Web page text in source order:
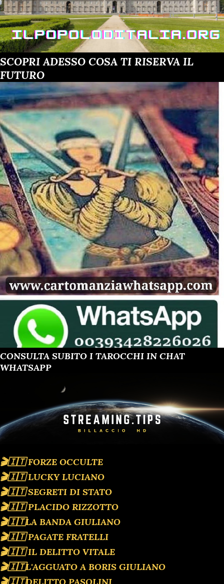
SCOPRI ADESSO COSA TI RISERVA IL
FUTURO
CONSULTA SUBITO I TAROCCHI IN CHAT
WHATSAPP
🎬🇮🇹 FORZE OCCULTE
🎬🇮🇹 LUCKY LUCIANO
🎬🇮🇹 SEGRETI DI STATO
🎬🇮🇹 PLACIDO RIZZOTTO
🎬🇮🇹LA BANDA GIULIANO
🎬🇮🇹 PAGATE FRATELLI
🎬🇮🇹 IL DELITTO VITALE
🎬🇮🇹L'AGGUATO A BORIS GIULIANO